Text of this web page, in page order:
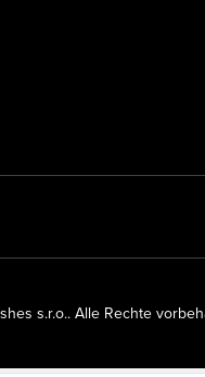
s.r.o.. Alle Rechte